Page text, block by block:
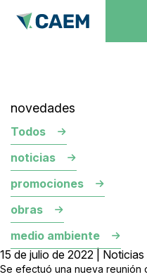
novedades
Todos
noticias
promociones
obras
medio ambiente
15 de julio de 2022 | Noticias
Se efectuó una nueva reunión